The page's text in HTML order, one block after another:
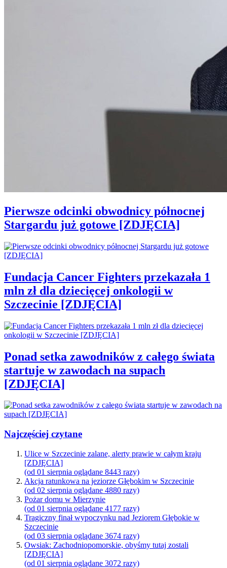
Pierwsze odcinki obwodnicy północnej
Stargardu już gotowe [ZDJĘCIA]
Fundacja Cancer Fighters przekazała 1
mln zł dla dziecięcej onkologii w
Szczecinie [ZDJĘCIA]
Ponad setka zawodników z całego świata
startuje w zawodach na supach
[ZDJĘCIA]
Najczęściej czytane
Ulice w Szczecinie zalane, alerty prawie w całym kraju
[ZDJĘCIA]
(od 01 sierpnia oglądane 8443 razy)
Akcja ratunkowa na jeziorze Głębokim w Szczecinie
(od 02 sierpnia oglądane 4880 razy)
Pożar domu w Mierzynie
(od 01 sierpnia oglądane 4177 razy)
Tragiczny finał wypoczynku nad Jeziorem Głębokie w
Szczecinie
(od 03 sierpnia oglądane 3674 razy)
Owsiak: Zachodniopomorskie, obyśmy tutaj zostali
[ZDJĘCIA]
(od 01 sierpnia oglądane 3072 razy)